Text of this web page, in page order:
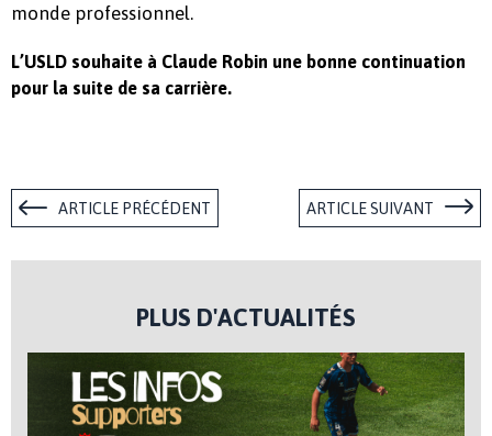
monde professionnel.
L’USLD souhaite à Claude Robin une bonne continuation
pour la suite de sa carrière.
ARTICLE PRÉCÉDENT ARTICLE SUIVANT
PLUS D'ACTUALITÉS